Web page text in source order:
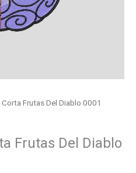
Frutas Del Diablo 0001
Frutas Del Diablo